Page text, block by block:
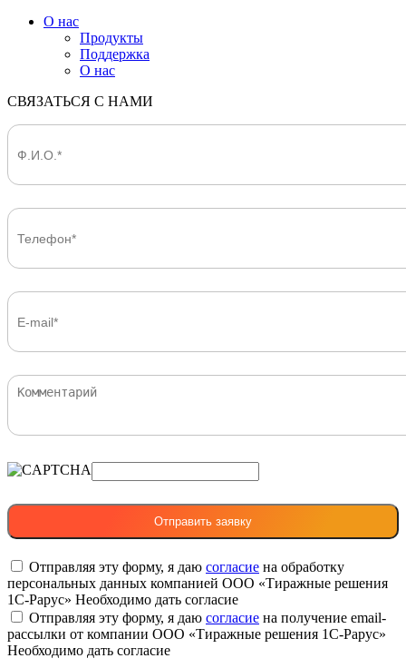
О нас
Продукты
Поддержка
О нас
СВЯЗАТЬСЯ С НАМИ
Отправляя эту форму, я даю согласие на обработку
персональных данных компанией ООО «Тиражные решения
1С-Рарус» Необходимо дать согласие
Отправляя эту форму, я даю согласие на получение email-
рассылки от компании ООО «Тиражные решения 1С-Рарус»
Необходимо дать согласие